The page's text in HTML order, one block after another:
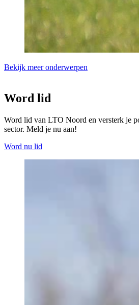
Bekijk meer onderwerpen
Word lid
Word lid van LTO Noord en versterk je
sector. Meld je nu aan!
Word nu lid